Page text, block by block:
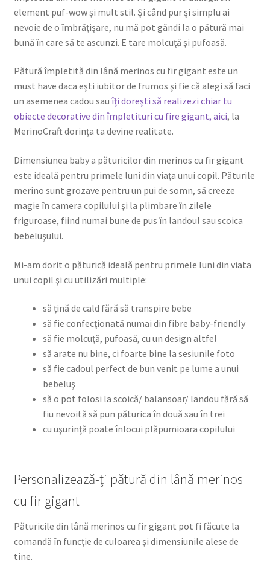
element puf-wow şi mult stil. Şi când pur şi simplu ai
nevoie de o îmbrăţişare, nu mă pot gândi la o pătură mai
bună în care să te ascunzi. E tare molcuţă şi pufoasă.
Pătură împletită din lână merinos cu fir gigant este un
must have daca eşti iubitor de frumos şi fie că alegi să faci
un asemenea cadou sau îţi doreşti să realizezi chiar tu
obiecte decorative din împletituri cu fire gigant, aici, la
MerinoCraft dorinţa ta devine realitate.
Dimensiunea baby a păturicilor din merinos cu fir gigant
este ideală pentru primele luni din viaţa unui copil. Păturile
merino sunt grozave pentru un pui de somn, să creeze
magie în camera copilului şi la plimbare în zilele
friguroase, fiind numai bune de pus în landoul sau scoica
bebeluşului.
Mi-am dorit o păturică ideală pentru primele luni din viata
unui copil şi cu utilizări multiple:
să ţină de cald fără să transpire bebe
să fie confecţionată numai din fibre baby-friendly
să fie molcuţă, pufoasă, cu un design altfel
să arate nu bine, ci foarte bine la sesiunile foto
să fie cadoul perfect de bun venit pe lume a unui
bebeluş
să o pot folosi la scoică/ balansoar/ landou fără să
fiu nevoită să pun păturica în două sau în trei
cu uşurinţă poate înlocui plăpumioara copilului
Personalizează-ţi pătură din lână merinos
cu fir gigant
Păturicile din lână merinos cu fir gigant pot fi făcute la
comandă în funcţie de culoarea şi dimensiunile alese de
tine.